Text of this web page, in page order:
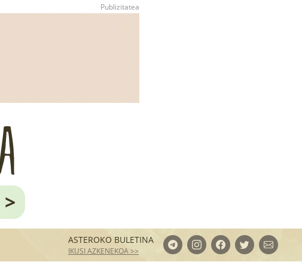
>
ASTEROKO BULETINA
IKUSI AZKENEKOA >>